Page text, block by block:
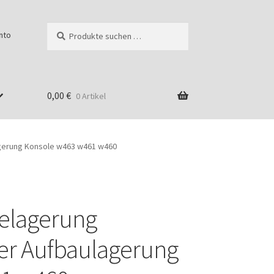
nach:
0,00 € 0 Artikel
Konsole w463 w461 w460
Aufbaulagerung